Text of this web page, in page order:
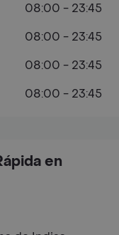
en
08:00 - 23:45
08:00 - 23:45
08:00 - 23:45
08:00 - 23:45